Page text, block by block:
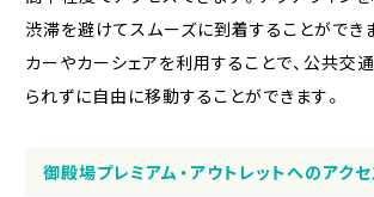
渋滞を避けてスムーズに到着することができ
カーやカーシェアを利用することで、公共交
られずに自由に移動することができます。
御殿場プレミアム・アウトレットへのアクセ